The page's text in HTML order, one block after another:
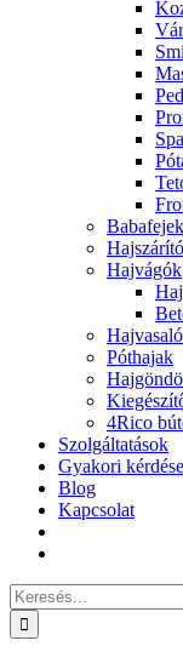
Babafejek
Hajvágók
Póthajak
4Rico
Szolgáltatások
Gyakori
Blog
Kapcsolat
Keresés...